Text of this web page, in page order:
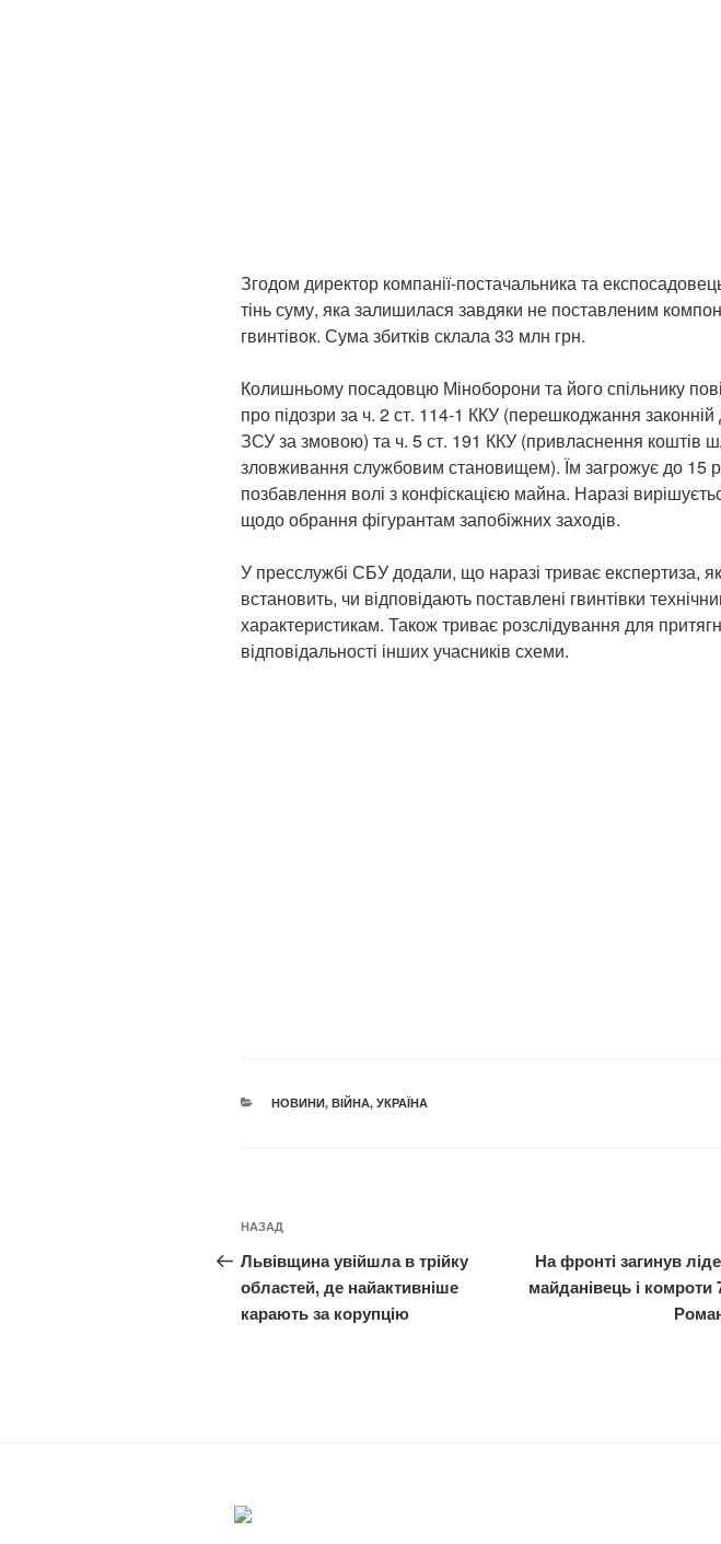
Згодом директор компанії-постачальника та
тінь суму, яка залишилася завдяки не поставленим
гвинтівок. Сума збитків склала 33 млн грн.
Колишньому посадовцю Міноборони та його спільнику
про підозри за ч. 2 ст. 114-1 ККУ (перешкоджання законній
ЗСУ за змовою) та ч. 5 ст. 191 ККУ (привласнення коштів
зловживання службовим становищем). Їм загрожує до 15
позбавлення волі з конфіскацією майна. Наразі
щодо обрання фігурантам запобіжних заходів.
У пресслужбі СБУ додали, що наразі триває експертиза,
встановить, чи відповідають поставлені гвинтівки
характеристикам. Також триває розслідування для
відповідальності інших учасників схеми.
КАТЕГОРІЇ
НОВИНИ, ВІЙНА, УКРАЇНА
Навігація
записів
Попередній
запис:
НАЗАД
Львівщина увійшла в трійку
областей, де найактивніше
карають за корупцію
На фронті загинув
майданівець і комроти